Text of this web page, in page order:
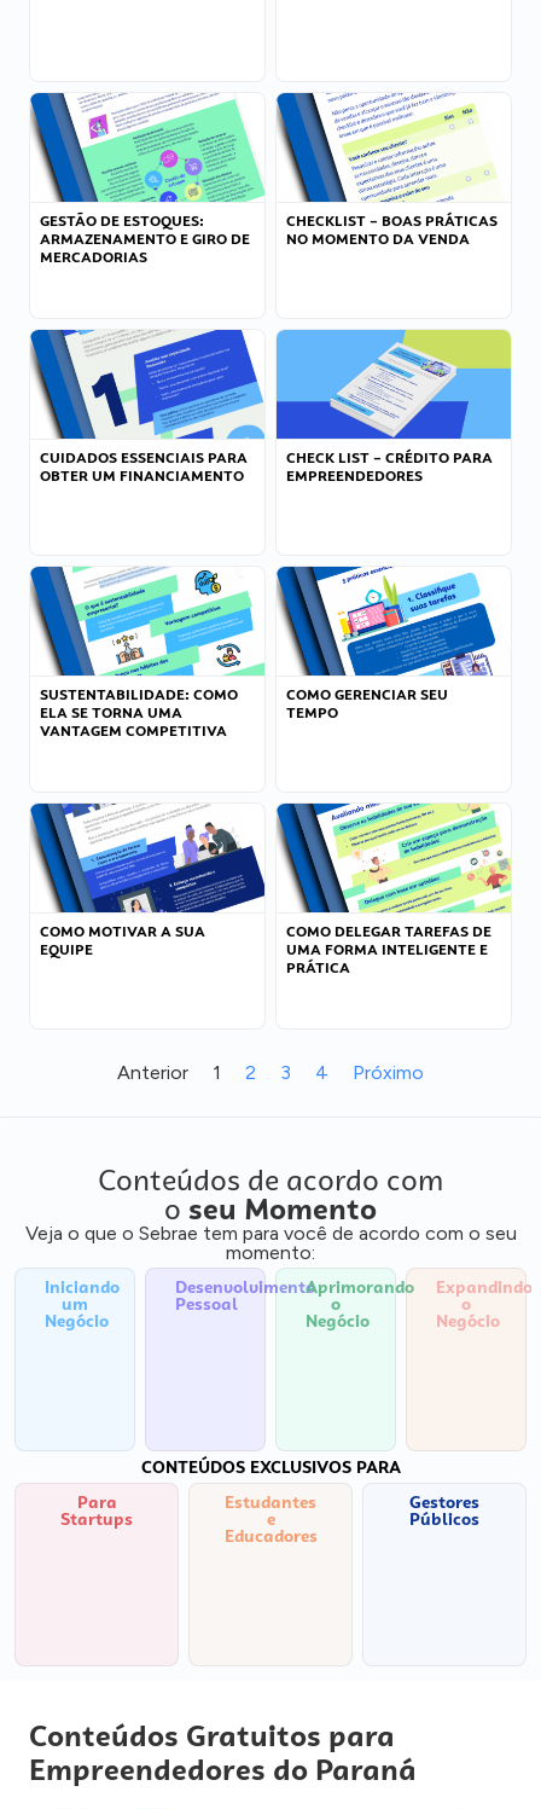
GESTÃO DE ESTOQUES:
ARMAZENAMENTO E GIRO DE
MERCADORIAS
CHECKLIST – BOAS PRÁTICAS
NO MOMENTO DA VENDA
CUIDADOS ESSENCIAIS PARA
OBTER UM FINANCIAMENTO
CHECK LIST – CRÉDITO PARA
EMPREENDEDORES
SUSTENTABILIDADE: COMO
ELA SE TORNA UMA
VANTAGEM COMPETITIVA
COMO GERENCIAR SEU
TEMPO
COMO MOTIVAR A SUA
EQUIPE
COMO DELEGAR TAREFAS DE
UMA FORMA INTELIGENTE E
PRÁTICA
Anterior 1 2 3 4 Próximo
Conteúdos de acordo com
o seu Momento
Veja o que o Sebrae tem para você de acordo com o seu
momento:
Iniciando
um
Negócio
Desenvolvimento
Pessoal
Aprimorando
o
Negócio
Expandindo
o
Negócio
CONTEÚDOS EXCLUSIVOS PARA
Para
Startups
Estudantes
e
Educadores
Gestores
Públicos
Conteúdos Gratuitos para
Empreendedores do Paraná